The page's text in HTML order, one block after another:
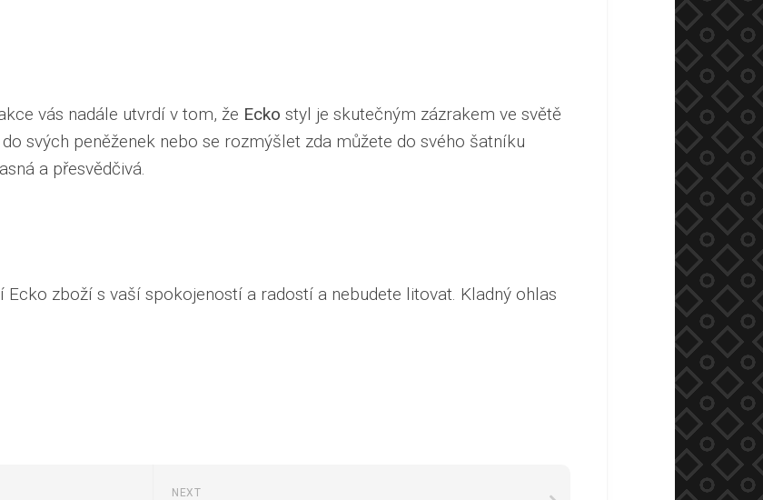
vás nadále utvrdí v tom, že Ecko styl je skutečným zázrakem ve světě
svých peněženek nebo se rozmýšlet zda můžete do svého šatníku
a přesvědčivá.
Ecko zboží s vaší spokojeností a radostí a nebudete litovat. Kladný ohlas
NEXT